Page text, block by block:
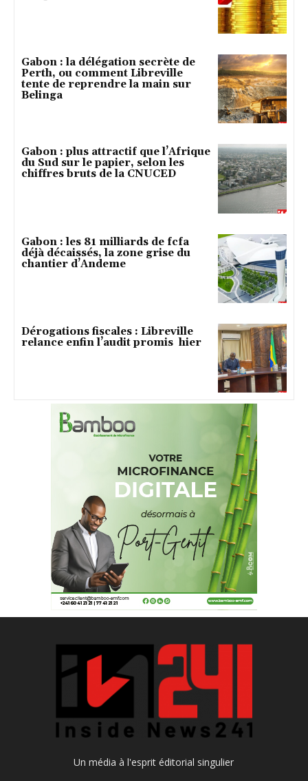
Gabon : la délégation secrète de
Perth, ou comment Libreville
tente de reprendre la main sur
Belinga
Gabon : plus attractif que l’Afrique
du Sud sur le papier, selon les
chiffres bruts de la CNUCED
Gabon : les 81 milliards de fcfa
déjà décaissés, la zone grise du
chantier d’Andeme
Dérogations fiscales : Libreville
relance enfin l’audit promis hier
Un média à l'esprit éditorial singulier